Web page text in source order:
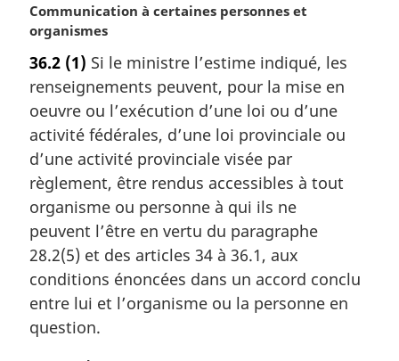
N
o
e
m
a
r
i
n
a
l
e
:
Communication à certaines personnes et
organismes
36.2 (1) Si le ministre l’estime indiqué, les
renseignements peuvent, pour la mise en
oeuvre ou l’exécution d’une loi ou d’une
activité fédérales, d’une loi provinciale ou
d’une activité provinciale visée par
règlement, être rendus accessibles à tout
organisme ou personne à qui ils ne
peuvent l’être en vertu du paragraphe
28.2(5) et des articles 34 à 36.1, aux
conditions énoncées dans un accord conclu
entre lui et l’organisme ou la personne en
question.